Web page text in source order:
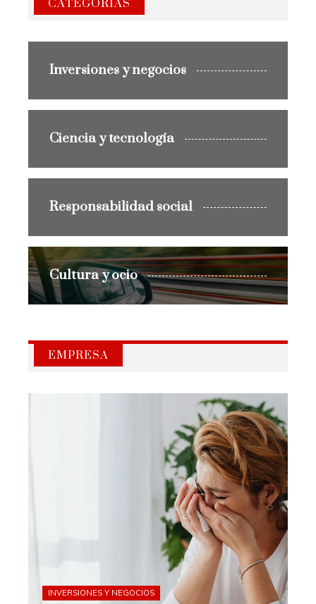
CATEGORIAS
Inversiones y negocios
Ciencia y tecnología
Responsabilidad social
Cultura y ocio
EMPRESA
INVERSIONES Y NEGOCIOS